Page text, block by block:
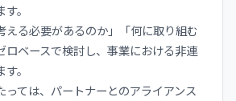
。
える必要があるのか」「何に取り組む
ロベースで検討し、事業における非連
。
っては、パートナーとのアライアンス